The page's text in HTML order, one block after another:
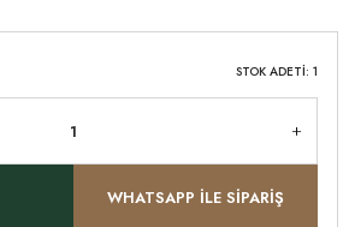
STOK ADETİ: 1
WHATSAPP İLE SİPARİŞ